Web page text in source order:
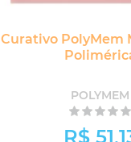
Curativo PolyMem
POLYMEM
R$